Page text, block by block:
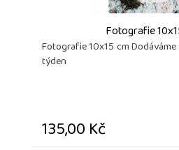
Fotografie
Fotografie 10x15 cm
týden
135,00 Kč